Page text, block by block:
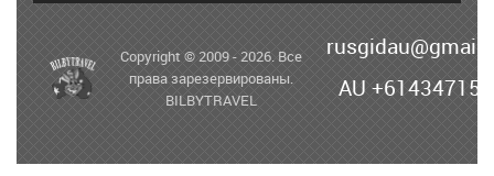
Copyright © 2009 - 2026. Все
права зарезервированы.
BILBYTRAVEL
AU